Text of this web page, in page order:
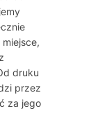
druku
przez
za jego